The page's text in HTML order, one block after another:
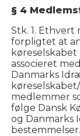
§ 4
Stk. 1.
forpligtet at
associeret
Danmarks
medlemmer
følge Dansk
og Danmarks
bestemmelser.